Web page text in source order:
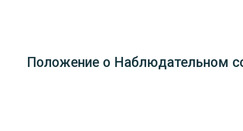
Положение о Наблюдательном